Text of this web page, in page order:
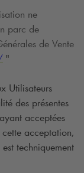
ne
parc de
de Vente
"
Utilisateurs
des présentes
acceptées
acceptation,
techniquement